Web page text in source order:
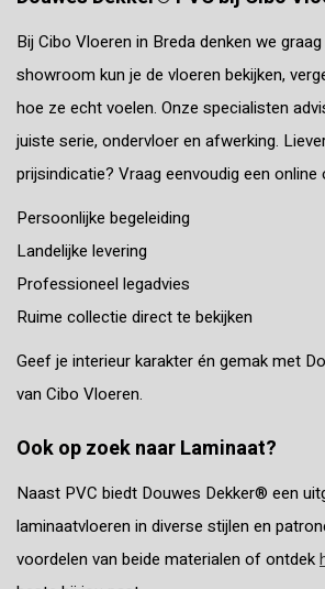
Bij Cibo Vloeren in Breda denken we
showroom kun je de vloeren bekijken,
hoe ze echt voelen. Onze specialisten
juiste serie, ondervloer en afwerking.
prijsindicatie? Vraag eenvoudig een online
Persoonlijke begeleiding
Landelijke levering
Professioneel legadvies
Ruime collectie direct te bekijken
Geef je interieur karakter én gemak met
van Cibo Vloeren.
Ook op zoek naar Laminaat?
Naast PVC biedt Douwes Dekker® een
laminaatvloeren in diverse stijlen en
voordelen van beide materialen of ontdek